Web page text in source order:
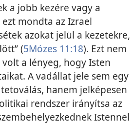
a jobb kezére vagy a
ezt mondta az Izrael
azokat jelül a kezetekre,
(5Mózes 11:18). Ezt nem
a lényeg, hogy Isten
A vadállat jele sem egy
hanem jelképesen
rendszer irányítsa az
Istennel